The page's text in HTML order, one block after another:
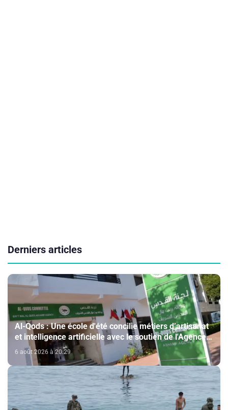
Derniers articles
Al-Qods : Une école d'été concilie métiers d’artisanat
et intelligence artificielle avec le soutien de l'Agence
Bayt Mal Al-Qods Acharif
6 août 2026 à 20:29